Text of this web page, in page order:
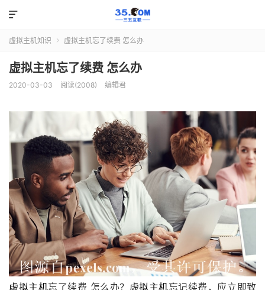

虚拟主机知识  虚拟主机忘了续费 怎么办
虚拟主机忘了续费 怎么办
2020-03-03 阅读(2008) 编辑君
虚拟主机忘了续费 怎么办？ 虚拟主机忘记续费，应立即致